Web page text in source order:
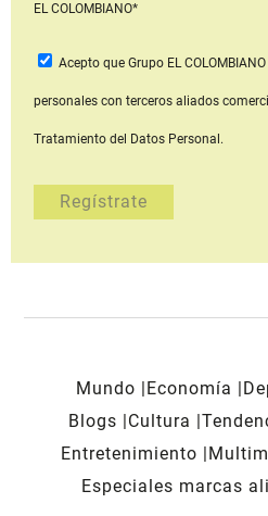
EL COLOMBIANO*
Acepto que Grupo EL
personales con terceros aliados
Tratamiento del Datos Personal.
Mundo Economía
Blogs
Cultura
Entretenimiento
Especiales marcas